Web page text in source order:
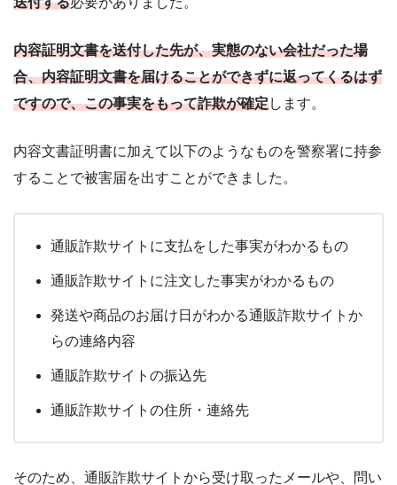
内容証明文書を送付した先が、実態のない会社だった場
合、内容証明文書を届けることができずに返ってくるはず
ですので、この事実をもって詐欺が確定します。
内容文書証明書に加えて以下のようなものを警察署に持参
することで被害届を出すことができました。
通販詐欺サイトに支払をした事実がわかるもの
通販詐欺サイトに注文した事実がわかるもの
発送や商品のお届け日がわかる通販詐欺サイトか
らの連絡内容
通販詐欺サイトの振込先
通販詐欺サイトの住所・連絡先
そのため、通販詐欺サイトから受け取ったメールや、問い